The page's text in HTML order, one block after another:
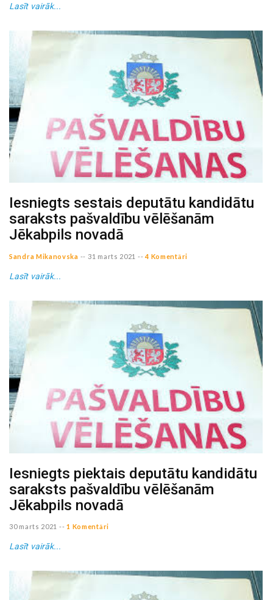
Lasīt vairāk...
Iesniegts sestais deputātu kandidātu
saraksts pašvaldību vēlēšanām
Jēkabpils novadā
Sandra Mikanovska -- 31 marts 2021 -- 4 Komentāri
Lasīt vairāk...
Iesniegts piektais deputātu kandidātu
saraksts pašvaldību vēlēšanām
Jēkabpils novadā
30 marts 2021 -- 1 Komentāri
Lasīt vairāk...